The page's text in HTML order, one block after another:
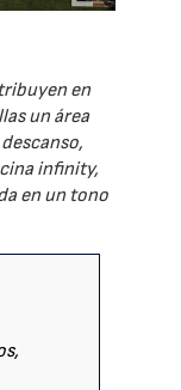
en
un área
infinity,
en un tono